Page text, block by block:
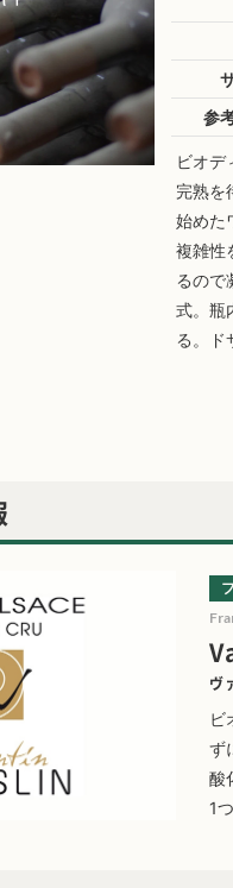
参
ビオデ
完熟を
始めた
複雑性
るので
式。瓶
る。ド
ヴ
ビ
ず
酸
1つ